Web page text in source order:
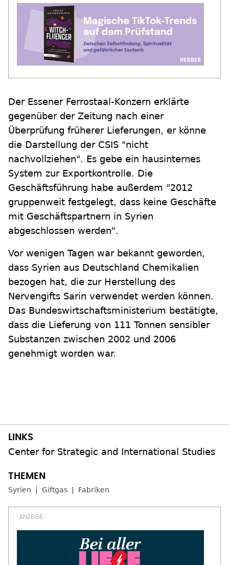
Der Essener Ferrostaal-Konzern erklärte
gegenüber der Zeitung nach einer
Überprüfung früherer Lieferungen, er könne
die Darstellung der CSIS "nicht
nachvollziehen". Es gebe ein hausinternes
System zur Exportkontrolle. Die
Geschäftsführung habe außerdem "2012
gruppenweit festgelegt, dass keine Geschäfte
mit Geschäftspartnern in Syrien
abgeschlossen werden".
Vor wenigen Tagen war bekannt geworden,
dass Syrien aus Deutschland Chemikalien
bezogen hat, die zur Herstellung des
Nervengifts Sarin verwendet werden können.
Das Bundeswirtschaftsministerium bestätigte,
dass die Lieferung von 111 Tonnen sensibler
Substanzen zwischen 2002 und 2006
genehmigt worden war.
Center for Strategic and International Studies
Syrien Giftgas Fabriken